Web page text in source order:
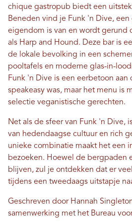
chique gastropub biedt een
Beneden vind je Funk 'n Dive,
eigendom is van en wordt gerund
als Harp and Hound. Deze bar is
de lokale bevolking in een
pooltafels en moderne glas-in-
Funk 'n Dive is een eerbetoon
speakeasy was, maar het menu is
selectie veganistische gerechten.
Net als de sfeer van Funk 'n Dive,
van hedendaagse cultuur en rich
unieke combinatie maakt het een
bezoeken. Hoewel de bergpaden
blijven, zul je ontdekken dat er
tijdens een tweedaags uitstapje
Geschreven door Hannah
samenwerking met het Bureau